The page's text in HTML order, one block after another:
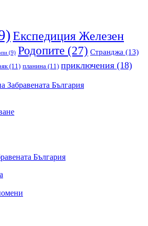
Експедиция Железен
(9) Родопите (27) Странджа (13)
(11) планина (11) приключения (18)
Забравената България